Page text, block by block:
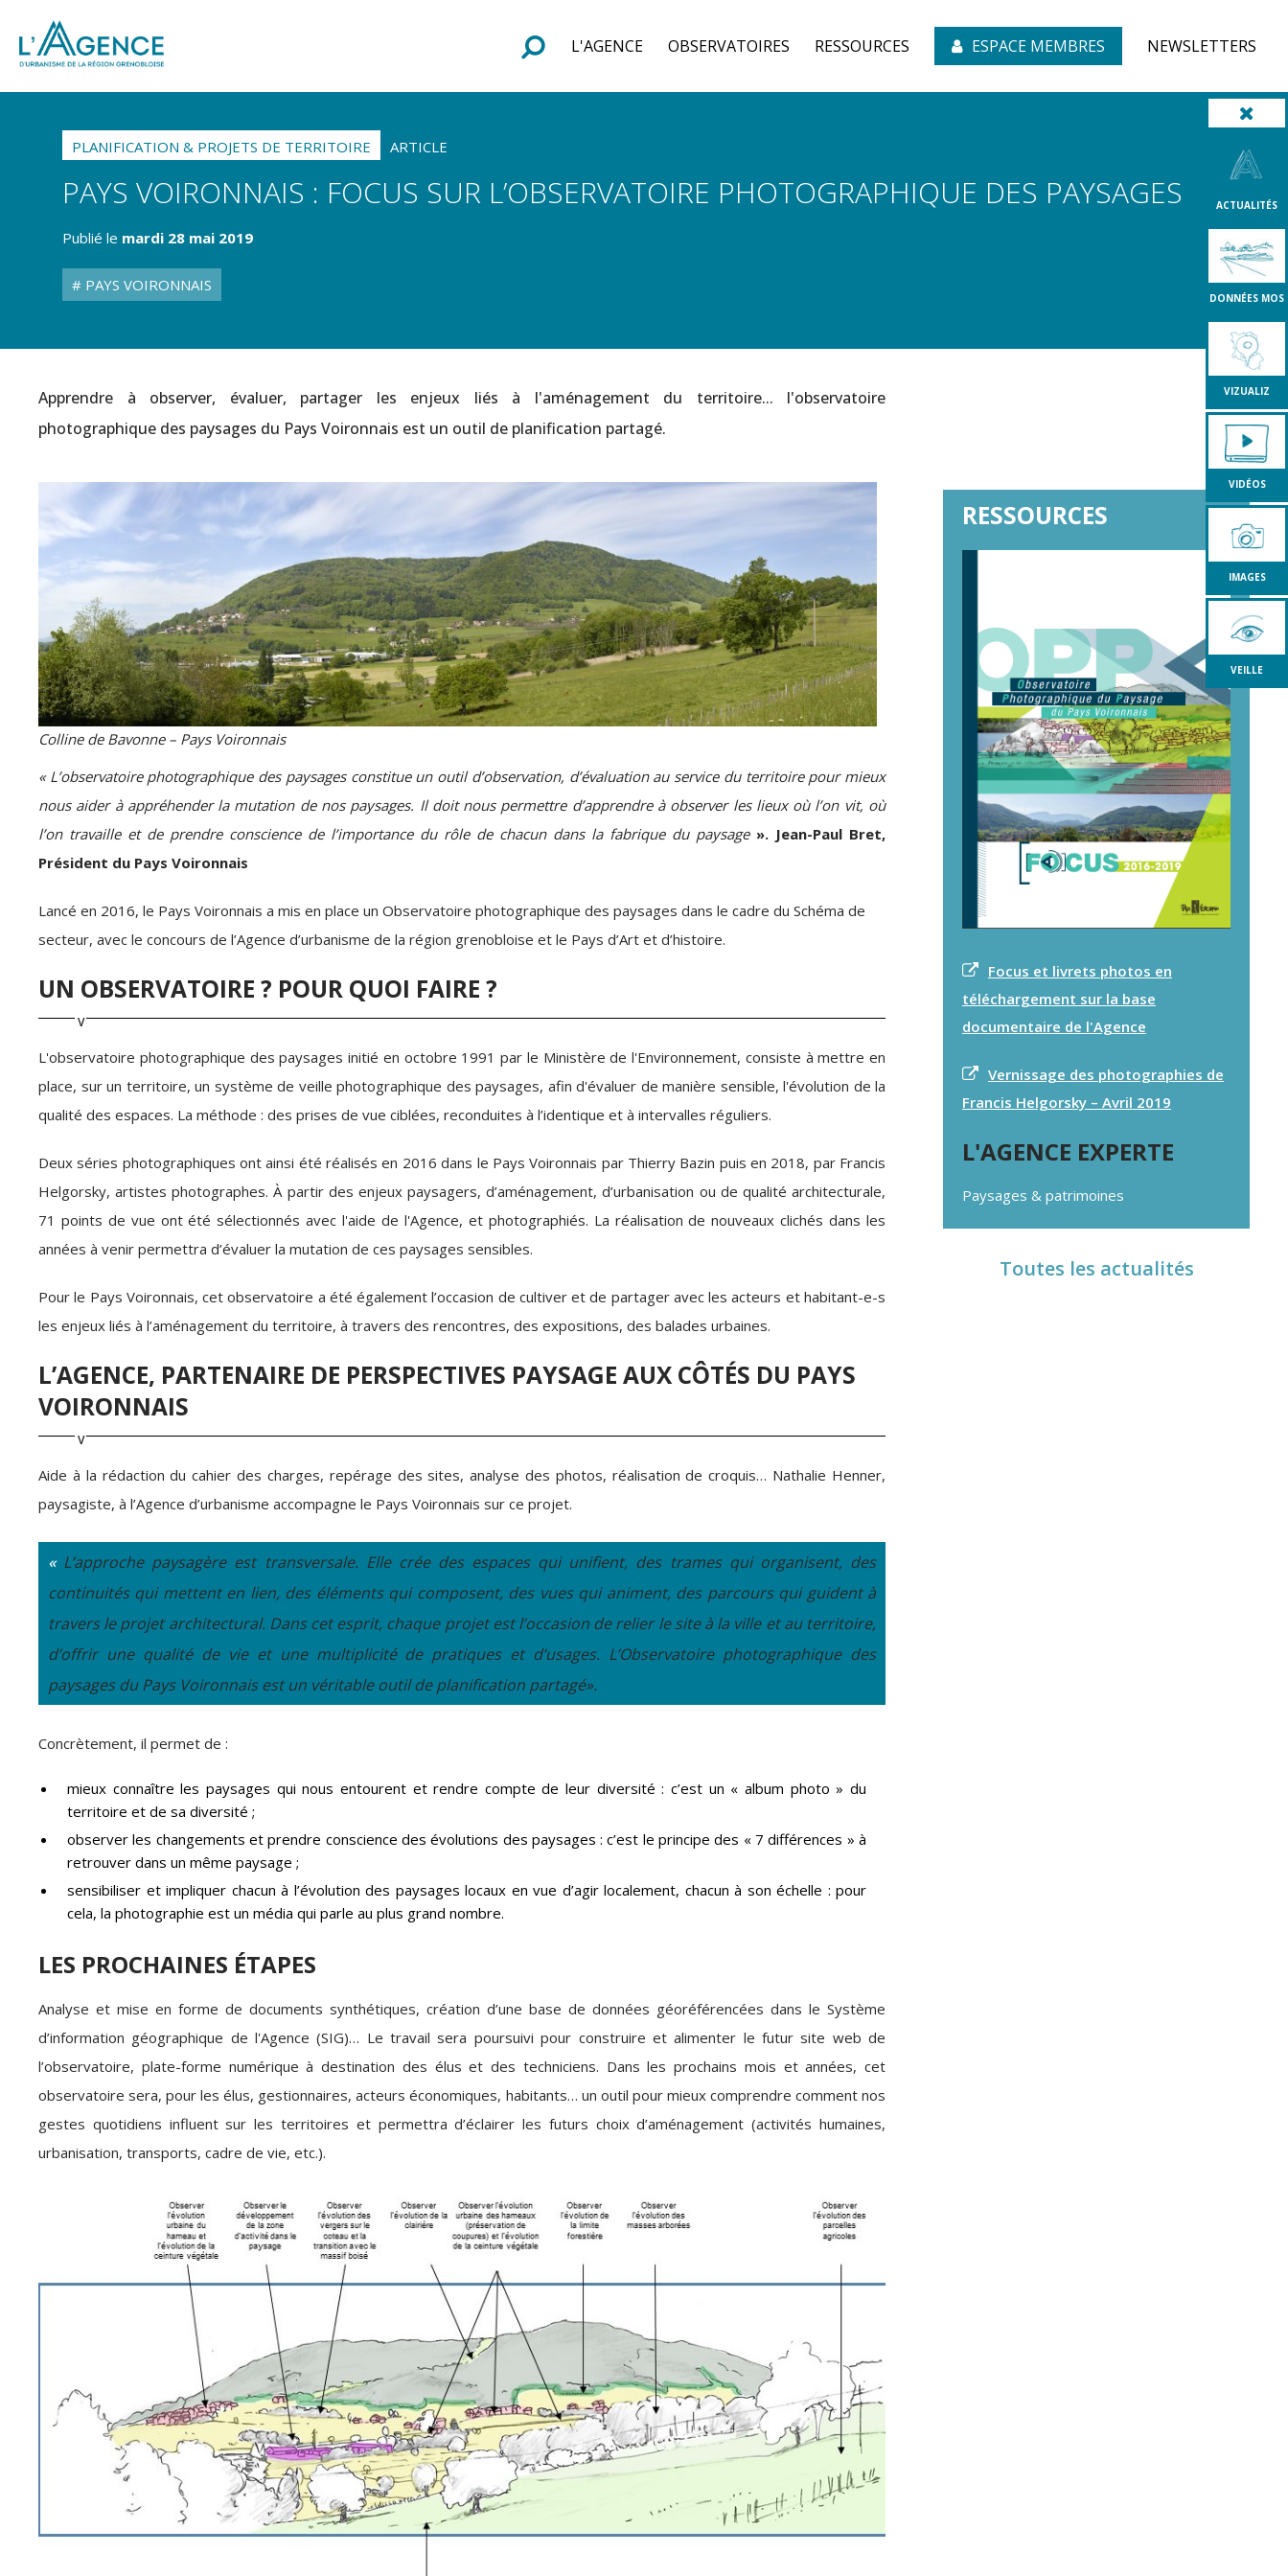
F
o
r
m
u
l
a
i
r
e
d
e
r
e
c
h
e
r
c
h
e L'AGENCE OBSERVATOIRES RESSOURCES ESPACE MEMBRES NEWSLETTERS
PLANIFICATION & PROJETS DE TERRITOIRE ARTICLE
PAYS VOIRONNAIS : FOCUS SUR L’OBSERVATOIRE PHOTOGRAPHIQUE DES PAYSAGES
Publié le mardi 28 mai 2019
PAYS VOIRONNAIS
ACTUALITÉS
DONNÉES MOS
VIZUALIZ
VIDÉOS
IMAGES
VEILLE
Apprendre à observer, évaluer, partager les enjeux liés à l'aménagement du territoire... l'observatoire
photographique des paysages du Pays Voironnais est un outil de planification partagé.
Colline de Bavonne – Pays Voironnais
« L’observatoire photographique des paysages constitue un outil d’observation, d’évaluation au service du territoire pour mieux
nous aider à appréhender la mutation de nos paysages. Il doit nous permettre d’apprendre à observer les lieux où l’on vit, où
l’on travaille et de prendre conscience de l’importance du rôle de chacun dans la fabrique du paysage ». Jean-Paul Bret,
Président du Pays Voironnais
Lancé en 2016, le Pays Voironnais a mis en place un Observatoire photographique des paysages dans le cadre du Schéma de
secteur, avec le concours de l’Agence d’urbanisme de la région grenobloise et le Pays d’Art et d’histoire.
UN OBSERVATOIRE ? POUR QUOI FAIRE ?
L'observatoire photographique des paysages initié en octobre 1991 par le Ministère de l'Environnement, consiste à mettre en
place, sur un territoire, un système de veille photographique des paysages, afin d'évaluer de manière sensible, l'évolution de la
qualité des espaces. La méthode : des prises de vue ciblées, reconduites à l’identique et à intervalles réguliers.
Deux séries photographiques ont ainsi été réalisés en 2016 dans le Pays Voironnais par Thierry Bazin puis en 2018, par Francis
Helgorsky, artistes photographes. À partir des enjeux paysagers, d’aménagement, d’urbanisation ou de qualité architecturale,
71 points de vue ont été sélectionnés avec l'aide de l'Agence, et photographiés. La réalisation de nouveaux clichés dans les
années à venir permettra d’évaluer la mutation de ces paysages sensibles.
Pour le Pays Voironnais, cet observatoire a été également l’occasion de cultiver et de partager avec les acteurs et habitant-e-s
les enjeux liés à l’aménagement du territoire, à travers des rencontres, des expositions, des balades urbaines.
L’AGENCE, PARTENAIRE DE PERSPECTIVES PAYSAGE AUX CÔTÉS DU PAYS
VOIRONNAIS
Aide à la rédaction du cahier des charges, repérage des sites, analyse des photos, réalisation de croquis… Nathalie Henner,
paysagiste, à l’Agence d’urbanisme accompagne le Pays Voironnais sur ce projet.
« L’approche paysagère est transversale. Elle crée des espaces qui unifient, des trames qui organisent, des
continuités qui mettent en lien, des éléments qui composent, des vues qui animent, des parcours qui guident à
travers le projet architectural. Dans cet esprit, chaque projet est l’occasion de relier le site à la ville et au territoire,
d’offrir une qualité de vie et une multiplicité de pratiques et d’usages. L’Observatoire photographique des
paysages du Pays Voironnais est un véritable outil de planification partagé».
Concrètement, il permet de :
mieux connaître les paysages qui nous entourent et rendre compte de leur diversité : c’est un « album photo » du
territoire et de sa diversité ;
observer les changements et prendre conscience des évolutions des paysages : c’est le principe des « 7 différences » à
retrouver dans un même paysage ;
sensibiliser et impliquer chacun à l’évolution des paysages locaux en vue d’agir localement, chacun à son échelle : pour
cela, la photographie est un média qui parle au plus grand nombre.
LES PROCHAINES ÉTAPES
Analyse et mise en forme de documents synthétiques, création d’une base de données géoréférencées dans le Système
d’information géographique de l'Agence (SIG)… Le travail sera poursuivi pour construire et alimenter le futur site web de
l’observatoire, plate-forme numérique à destination des élus et des techniciens. Dans les prochains mois et années, cet
observatoire sera, pour les élus, gestionnaires, acteurs économiques, habitants… un outil pour mieux comprendre comment nos
gestes quotidiens influent sur les territoires et permettra d’éclairer les futurs choix d’aménagement (activités humaines,
urbanisation, transports, cadre de vie, etc.).
RESSOURCES
Focus et livrets photos en
téléchargement sur la base
documentaire de l'Agence
Vernissage des photographies de
Francis Helgorsky – Avril 2019
L'AGENCE EXPERTE
Paysages & patrimoines
Toutes les actualités